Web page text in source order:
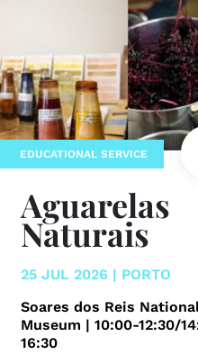
EDUCATIONAL SERVICE
Aguarelas
Naturais
25 JUL 2026 | PORTO
Soares dos Reis
Museum | 10:00-12:30/
16:30